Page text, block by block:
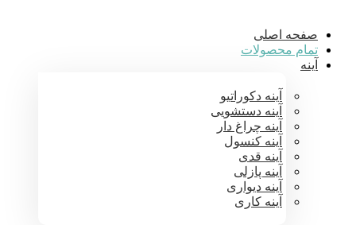
صفحه اصلی
تمام محصولات
آینه
آینه دکوراتیو
آینه دستشویی
آینه چراغ دار
آینه کنسول
آینه قدی
آینه پازلی
آینه دیواری
آینه کاری